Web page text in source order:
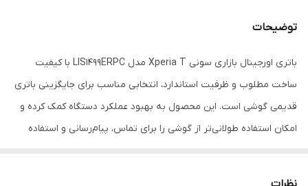
توضیحات
باتری اورجینال بازاری سونی Xperia T مدل LIS1499ERPC با کیفیت
ساخت مطلوب و ظرفیت استاندارد، انتخابی مناسب برای جایگزینی باتری
قدیمی گوشی است. این محصول به بهبود عملکرد دستگاه کمک کرده و
امکان استفاده طولانی‌تر از گوشی را برای تماس، پیام‌رسانی و استفاده